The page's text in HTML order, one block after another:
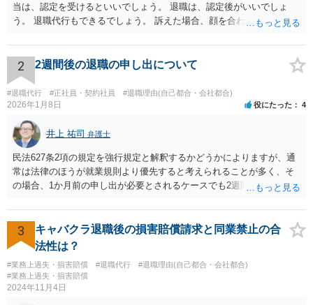
当は、認定を受けるといいでしょう。 退職は、認定後がいいでしょ
う。 退職代行もできるでしょう。 訴えた場合、顔を合わすことは、あ
れは 減じて来るでしょう。
2 2週間後の退職の申し出について
#退職代行 #正社員・契約社員 #退職理由(自己都合・会社都合)
2026年1月8日 役にたった 4
井上 祐司 弁護士
民法627条2項の規定を強行規定と解釈するかどうかによりますが、通
常は法律のほうが就業規則より優先すると考えられることが多く、そ
の場合、1か月前の申し出が必要とされるケースでも2週間前の退職予
申し出は世間のあらゆる業種で広く採用されたルールであり、それ自
体が不合理と判断されるようなものではないため、就業規則・退職金
規程において「正当な理由なく会社の承認を得ずに退職した場合や引
継ぎを行わずに退職した場合に退職金を減額ないし不支給とする」旨
の条項が設けられている場合、その制約を受けることは考えられま
す。
3
キャバクラ退職後の損害賠償請求と同業禁止の合
法性は？
#業務上過失・損害賠償 #退職代行
#退職理由(自己都合・会社都合)
#業務上過失・損害賠償
2024年11月4日